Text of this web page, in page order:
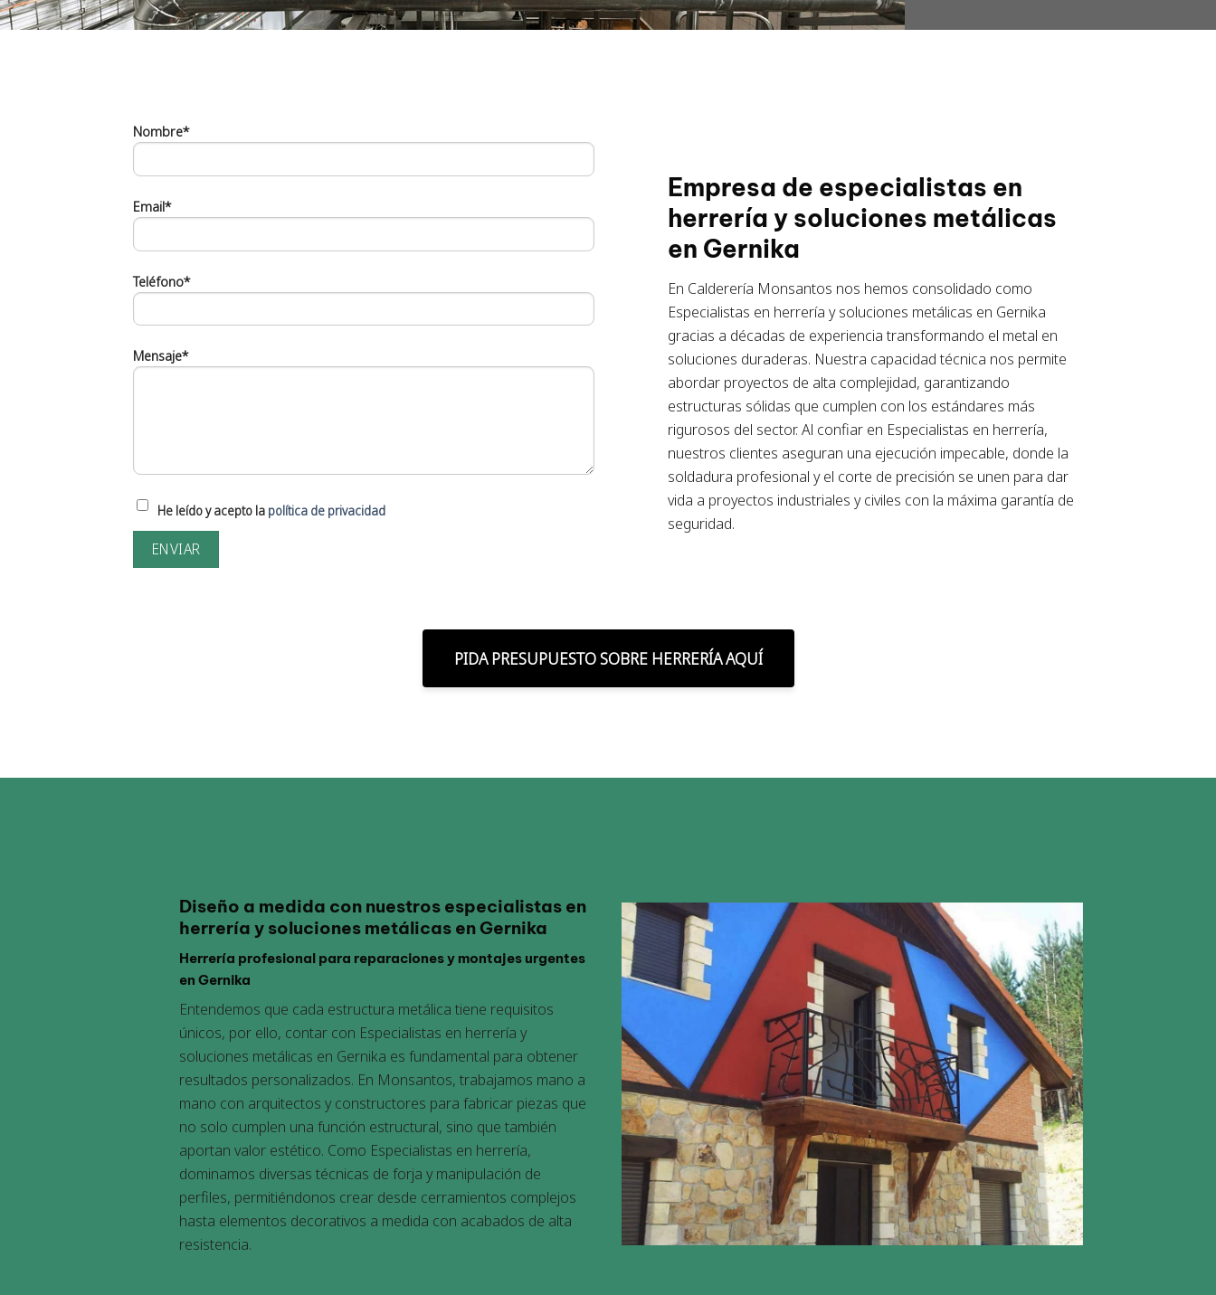
Nombre*
Email*
Teléfono*
Mensaje*
He leído y acepto la política de privacidad
Empresa de especialistas en
herrería y soluciones metálicas
en Gernika
En Calderería Monsantos nos hemos consolidado como
Especialistas en herrería y soluciones metálicas en Gernika
gracias a décadas de experiencia transformando el metal en
soluciones duraderas. Nuestra capacidad técnica nos permite
abordar proyectos de alta complejidad, garantizando
estructuras sólidas que cumplen con los estándares más
rigurosos del sector. Al confiar en Especialistas en herrería,
nuestros clientes aseguran una ejecución impecable, donde la
soldadura profesional y el corte de precisión se unen para dar
vida a proyectos industriales y civiles con la máxima garantía de
seguridad.
PIDA PRESUPUESTO SOBRE HERRERÍA AQUÍ
Diseño a medida con nuestros especialistas en
herrería y soluciones metálicas en Gernika
Herrería profesional para reparaciones y montajes urgentes
en Gernika
Entendemos que cada estructura metálica tiene requisitos
únicos, por ello, contar con Especialistas en herrería y
soluciones metálicas en Gernika es fundamental para obtener
resultados personalizados. En Monsantos, trabajamos mano a
mano con arquitectos y constructores para fabricar piezas que
no solo cumplen una función estructural, sino que también
aportan valor estético. Como Especialistas en herrería,
dominamos diversas técnicas de forja y manipulación de
perfiles, permitiéndonos crear desde cerramientos complejos
hasta elementos decorativos a medida con acabados de alta
resistencia.